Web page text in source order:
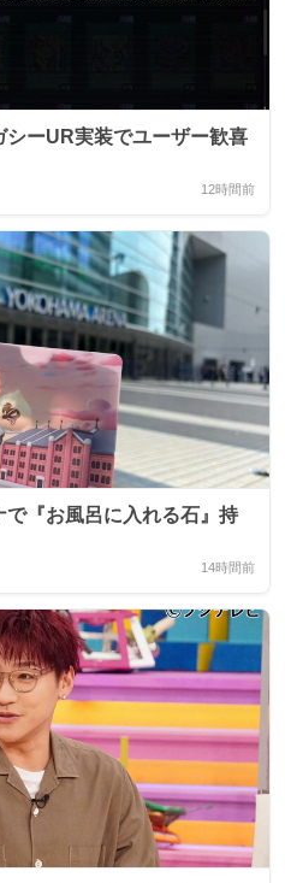
シーUR実装でユーザー歓喜
12時間前
『お風呂に入れる石』持
14時間前